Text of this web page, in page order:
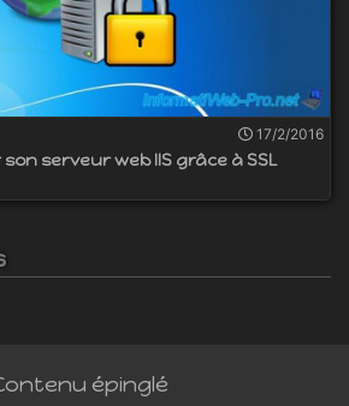
17/2/2016
son serveur web IIS grâce à SSL
épinglé